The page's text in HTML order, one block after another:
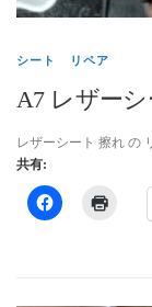
シート リペア
A7 レザー
レザーシート 擦れ の
共有: